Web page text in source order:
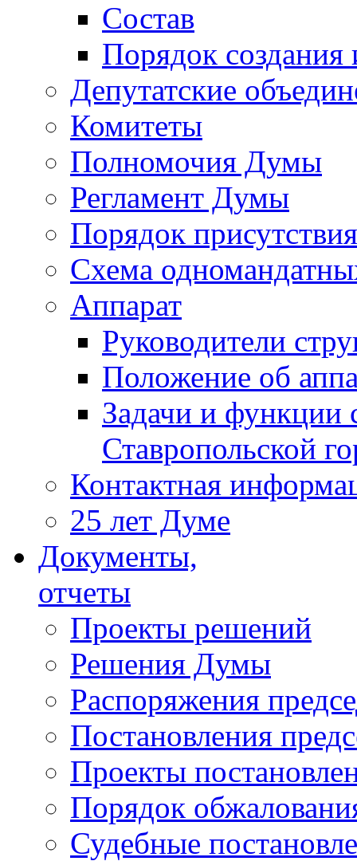
Состав
Порядок создания
Депутатские
Комитеты
Полномочия Думы
Регламент Думы
Порядок
Схема
Аппарат
Руководители
Положение об
Задачи и функции
Ставропольской
Контактная
25 лет Думе
Документы,
отчеты
Проекты решений
Решения Думы
Распоряжения
Постановления
Проекты
Порядок
Судебные